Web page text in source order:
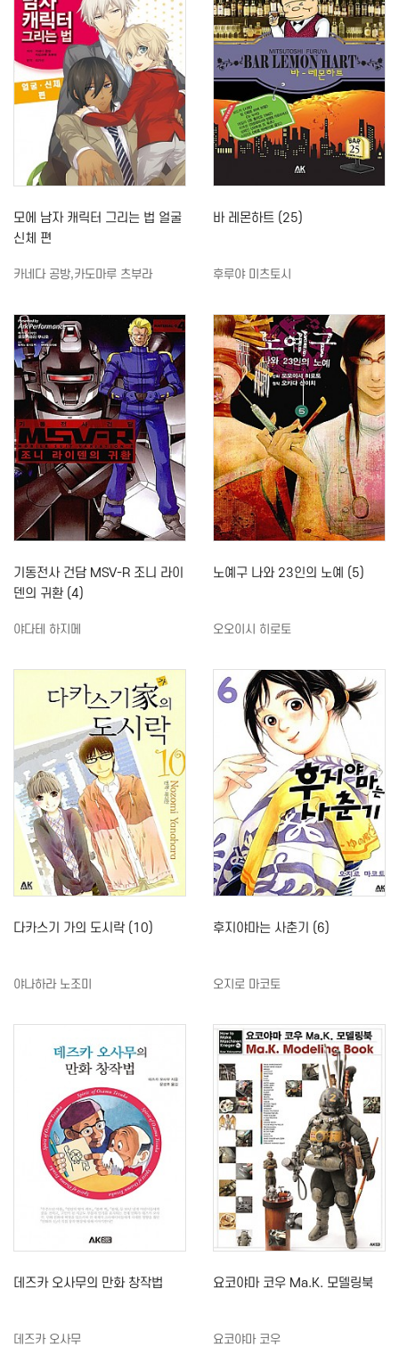
모에 남자 캐릭터 그리는 법 얼굴
신체 편
카네다 공방,카도마루 츠부라
바 레몬하트 (25)
후루야 미츠토시
기동전사 건담 MSV-R 조니 라이
덴의 귀환 (4)
야다테 하지메
노예구 나와 23인의 노예 (5)
오오이시 히로토
다카스기 가의 도시락 (10)
야나하라 노조미
후지야마는 사춘기 (6)
오지로 마코토
데즈카 오사무의 만화 창작법
데즈카 오사무
요코야마 코우 Ma.K. 모델링북
요코야마 코우